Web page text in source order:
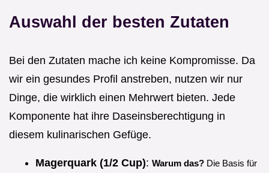
Auswahl der besten Zutaten
Bei den Zutaten mache ich keine Kompromisse. Da
wir ein gesundes Profil anstreben, nutzen wir nur
Dinge, die wirklich einen Mehrwert bieten. Jede
Komponente hat ihre Daseinsberechtigung in
diesem kulinarischen Gefüge.
Magerquark (1/2 Cup): Warum das? Die Basis für